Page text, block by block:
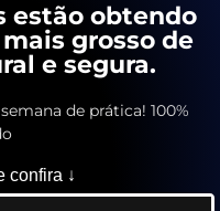
estão obtendo
grosso de
e segura.
de prática! 100%
confira ↓